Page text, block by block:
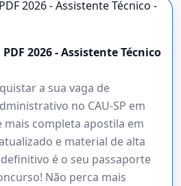
2026 - Assistente Técnico
a sua vaga de
no CAU-SP em
mais completa apostila em
e material de alta
é o seu passaporte
Não perca mais